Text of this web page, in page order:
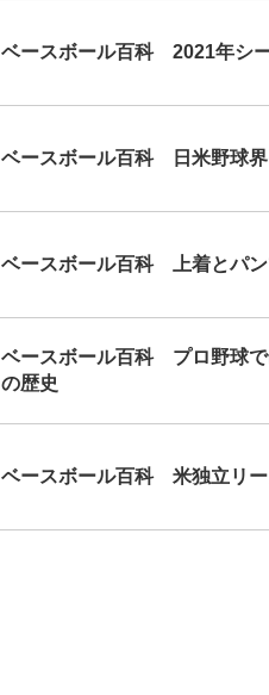
ベースボール百科 2021年シ
ベースボール百科 日米野球
ベースボール百科 上着とパ
ベースボール百科 プロ野球で
の歴史
ベースボール百科 米独立リ